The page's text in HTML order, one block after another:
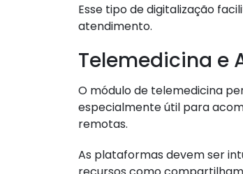
Esse tipo de digitalização
atendimento.
Telemedicina e
O módulo de telemedicina
especialmente útil para
remotas.
As plataformas devem ser